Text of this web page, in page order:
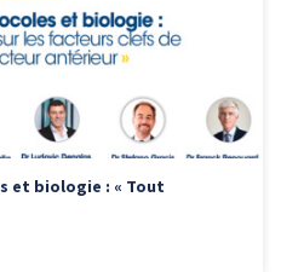
et biologie : « Tout